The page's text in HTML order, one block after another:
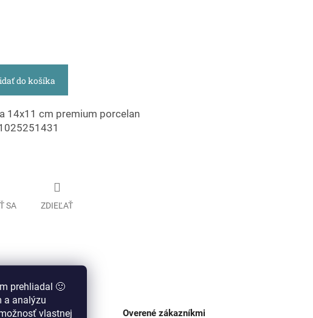
prehliadal 🙂
a analýzu
vlastnej
do košíka
14x11 cm premium porcelan
SA ZDIEĽAŤ
na predajni Overené zákazníkmi